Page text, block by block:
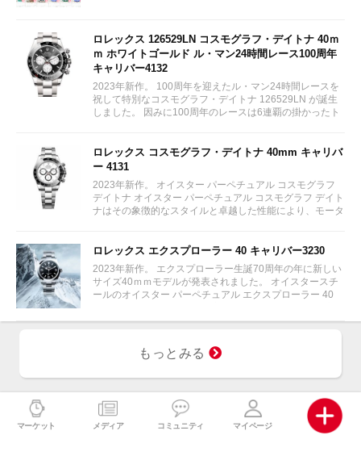
ロレックス 126529LN コスモグラフ・デイトナ 40ｍ
ｍ ホワイトゴールド ル・マン24時間レース100周年
キャリバー4132
2023年新作。 100周年を迎えたル・マン24時間レースを
祝して特別なコスモグラフ・デイトナ 126529LN が誕生
しました。 因みに100周年のレースは6連覇の掛かったト
ロレックス コスモグラフ・デイトナ 40mm キャリバ
ー 4131
2023年新作。 オイスター パーペチュアル コスモグラフ
デイトナ オイスター パーペチュアル コスモグラフ デイト
ナはその象徴的なスタイルと卓越した性能により、モータ
ロレックス エクスプローラー 40 キャリバー3230
2023年新作。 エクスプローラー生誕70周年の年に新しい
サイズ40ｍｍモデルが発表されました。 オイスタースチ
ールのオイスター パーペチュアル エクスプローラー 40
イの際立つブラックダイアルを備える。 ブラックダイア
もっとみる
マーケット メディア コミュニティ マイページ